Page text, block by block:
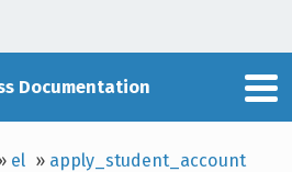
Documentation
el » apply_student_account